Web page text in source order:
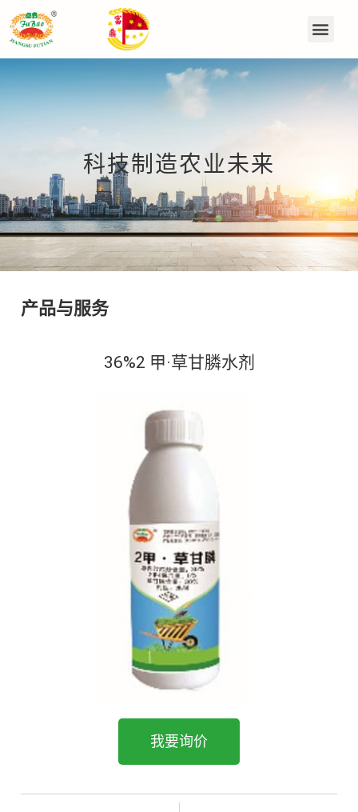
科技制造农业未来
产品与服务
36%2 甲·草甘膦水剂
我要询价